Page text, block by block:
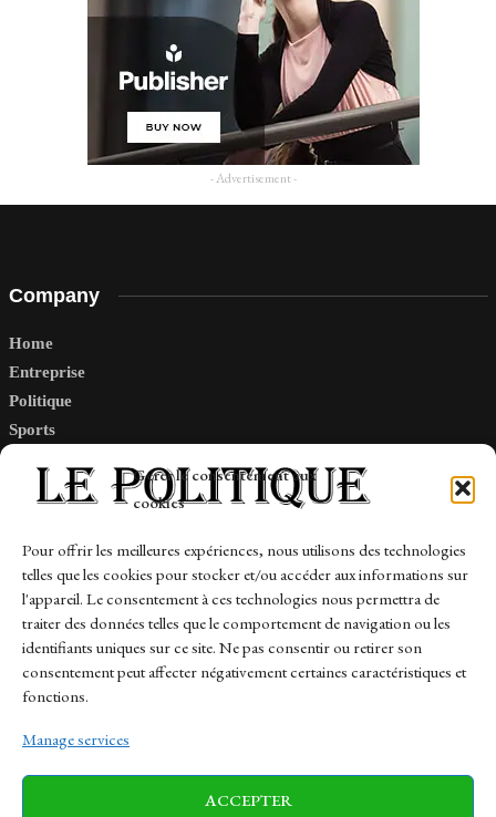
Gérer le consentement aux
cookies
Pour offrir les meilleures expériences, nous utilisons des technologies
telles que les cookies pour stocker et/ou accéder aux informations sur
l'appareil. Le consentement à ces technologies nous permettra de
traiter des données telles que le comportement de navigation ou les
identifiants uniques sur ce site. Ne pas consentir ou retirer son
consentement peut affecter négativement certaines caractéristiques et
fonctions.
Manage services
ACCEPTER
- Advertisement -
Company
Home
Entreprise
Politique
Sports
Links
Contact
Sitemap
News Finance-Marches Politics